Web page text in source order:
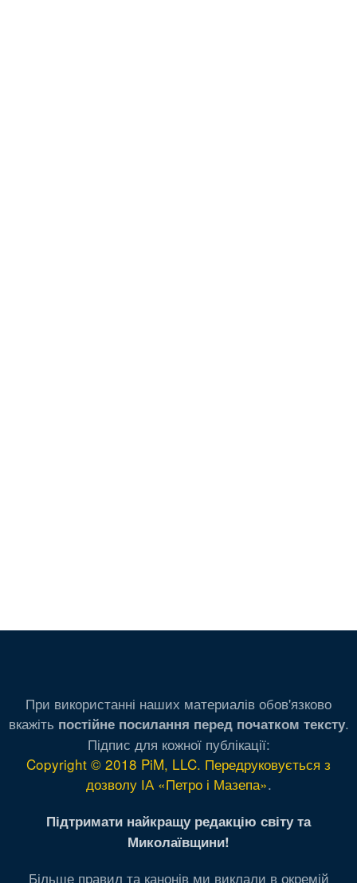
При використанні наших материалів обов'язково
вкажіть постійне посилання перед початком тексту.
Підпис для кожної публікації:
Copyright © 2018 PiM, LLC. Передруковується з
дозволу ІА «Петро і Мазепа».
Підтримати найкращу редакцію світу та
Миколаївщини!
Більше правил та канонів ми виклали в окремій